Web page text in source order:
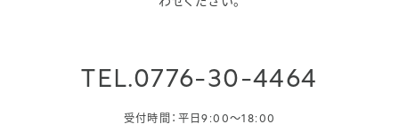
TEL.0776-30-4464
受付時間：平日9:00〜18:00